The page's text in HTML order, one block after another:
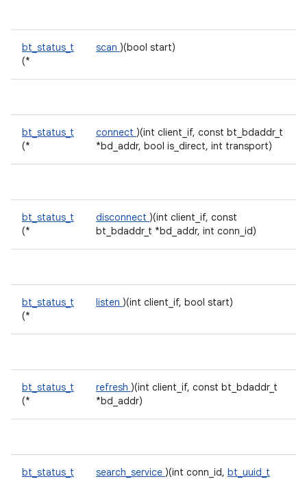
bt_status_t
(*
scan )(bool start)
bt_status_t
(*
connect )(int client_if, const bt_bdaddr_t
*bd_addr, bool is_direct, int transport)
bt_status_t
(*
disconnect )(int client_if, const
bt_bdaddr_t *bd_addr, int conn_id)
bt_status_t
(*
listen )(int client_if, bool start)
bt_status_t
(*
refresh )(int client_if, const bt_bdaddr_t
*bd_addr)
bt_status_t
search_service )(int conn_id, bt_uuid_t